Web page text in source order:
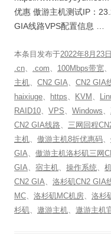
优惠 傲游主机测试IP：
GIA线路VPS配置信息 …
本条目发布于2022年8月23日
.cn、 .com、 100Mbps带宽、
主机、 CN2 GIA、 CN2 GIA
haixiuge、 https、 KVM 、
RAID10、 VPS、 Windows、
CN2 GIA线路、 三网回程
主机、 傲游主机8折优惠码、
GIA、 傲游主机洛杉矶三网
GIA、 宿主机、 操作系统、
CN2 GIA、 洛杉矶CN2 GIA
MC、 洛杉矶MC机房、 洛杉
杉矶、 遨游主机、 遨游主机